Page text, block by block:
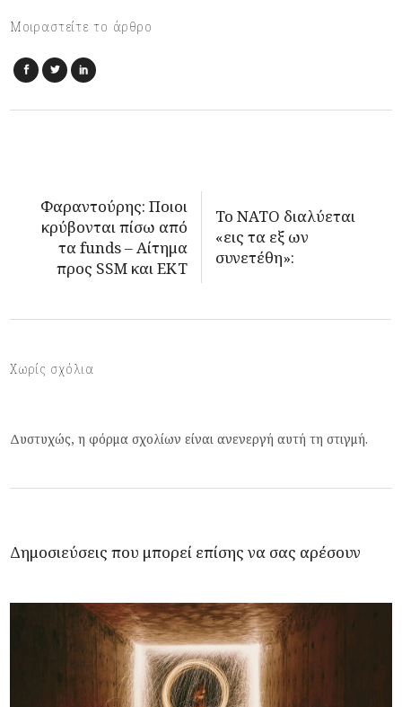
Μοιραστείτε το άρθρο
Φαραντούρης: Ποιοι
κρύβονται πίσω από
τα funds – Αίτημα
προς SSM και ΕΚΤ
Το ΝΑΤΟ διαλύεται
«εις τα εξ ων
συνετέθη»:
Χωρίς σχόλια
Δυστυχώς, η φόρμα σχολίων είναι ανενεργή αυτή τη στιγμή.
Δημοσιεύσεις που μπορεί επίσης να σας αρέσουν